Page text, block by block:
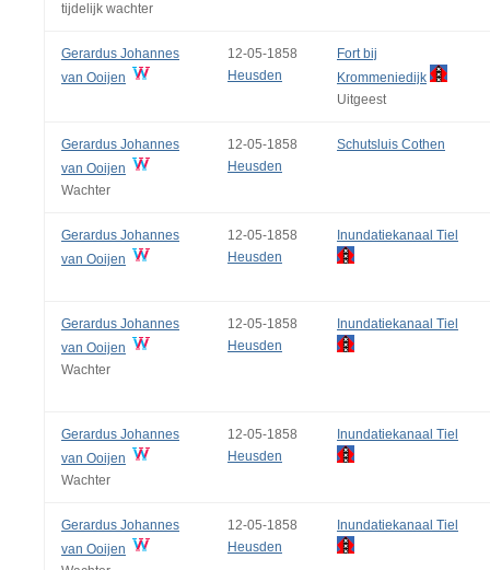
tijdelijk wachter
Gerardus Johannes
van Ooijen
12-05-1858
Heusden
Fort bij
Krommeniedijk
Uitgeest
Gerardus Johannes
van Ooijen
Wachter
12-05-1858
Heusden
Schutsluis Cothen
Gerardus Johannes
van Ooijen
12-05-1858
Heusden
Inundatiekanaal Tiel
Gerardus Johannes
van Ooijen
Wachter
12-05-1858
Heusden
Inundatiekanaal Tiel
Gerardus Johannes
van Ooijen
Wachter
12-05-1858
Heusden
Inundatiekanaal Tiel
Gerardus Johannes
van Ooijen
12-05-1858
Heusden
Inundatiekanaal Tiel